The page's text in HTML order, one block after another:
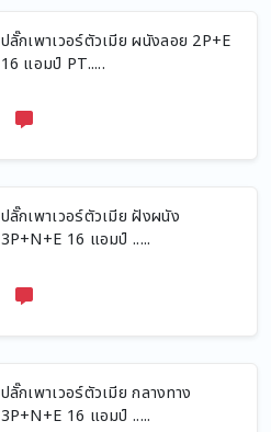
ปลั๊กเพาเวอร์ตัวเมีย ผนังลอย 2P+E
16 แอมป์ PT.....
ปลั๊กเพาเวอร์ตัวเมีย ฝังผนัง
3P+N+E 16 แอมป์ .....
ปลั๊กเพาเวอร์ตัวเมีย กลางทาง
3P+N+E 16 แอมป์ .....